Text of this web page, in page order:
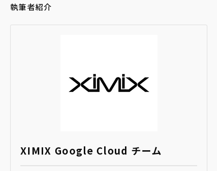
執筆者紹介
XIMIX Google Cloud チーム